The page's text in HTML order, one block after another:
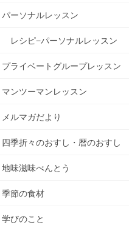
パーソナルレッスン
レシピ−パーソナルレッスン
プライベートグループレッスン
マンツーマンレッスン
メルマガだより
四季折々のおすし・暦のおすし
地味滋味べんとう
季節の食材
学びのこと